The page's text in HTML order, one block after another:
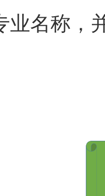
业名称，